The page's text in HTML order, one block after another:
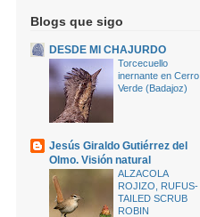
Blogs que sigo
DESDE MI CHAJURDO
Torcecuello
inernante en Cerro
Verde (Badajoz)
Jesús Giraldo Gutiérrez del
Olmo. Visión natural
ALZACOLA
ROJIZO, RUFUS-
TAILED SCRUB
ROBIN